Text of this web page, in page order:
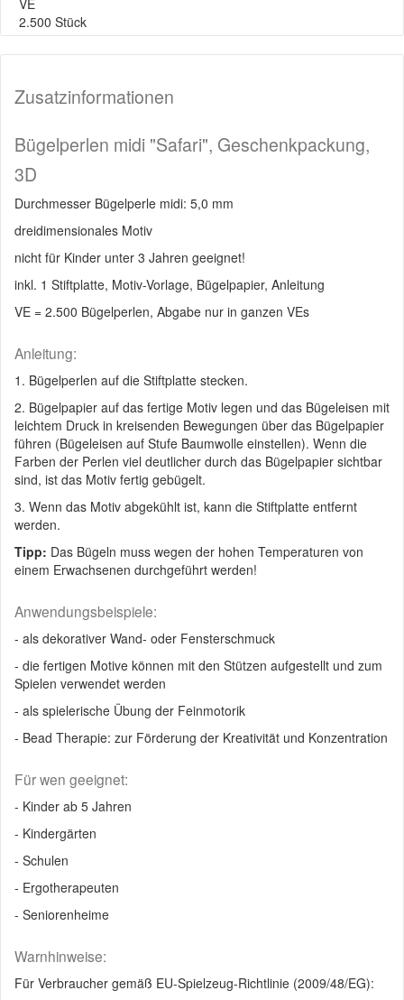
VE
2.500 Stück
Zusatzinformationen
Bügelperlen midi "Safari", Geschenkpackung,
3D
Durchmesser Bügelperle midi: 5,0 mm
dreidimensionales Motiv
nicht für Kinder unter 3 Jahren geeignet!
inkl. 1 Stiftplatte, Motiv-Vorlage, Bügelpapier, Anleitung
VE = 2.500 Bügelperlen, Abgabe nur in ganzen VEs
Anleitung:
1. Bügelperlen auf die Stiftplatte stecken.
2. Bügelpapier auf das fertige Motiv legen und das Bügeleisen mit
leichtem Druck in kreisenden Bewegungen über das Bügelpapier
führen (Bügeleisen auf Stufe Baumwolle einstellen). Wenn die
Farben der Perlen viel deutlicher durch das Bügelpapier sichtbar
sind, ist das Motiv fertig gebügelt.
3. Wenn das Motiv abgekühlt ist, kann die Stiftplatte entfernt
werden.
Tipp: Das Bügeln muss wegen der hohen Temperaturen von
einem Erwachsenen durchgeführt werden!
Anwendungsbeispiele:
- als dekorativer Wand- oder Fensterschmuck
- die fertigen Motive können mit den Stützen aufgestellt und zum
Spielen verwendet werden
- als spielerische Übung der Feinmotorik
- Bead Therapie: zur Förderung der Kreativität und Konzentration
Für wen geeignet:
- Kinder ab 5 Jahren
- Kindergärten
- Schulen
- Ergotherapeuten
- Seniorenheime
Warnhinweise:
Für Verbraucher gemäß EU-Spielzeug-Richtlinie (2009/48/EG):